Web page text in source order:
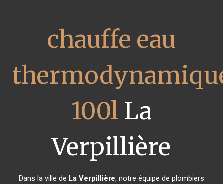
chauffe eau
100l La
Verpillière
Dans la ville de La Verpillière, notre équipe de plombiers